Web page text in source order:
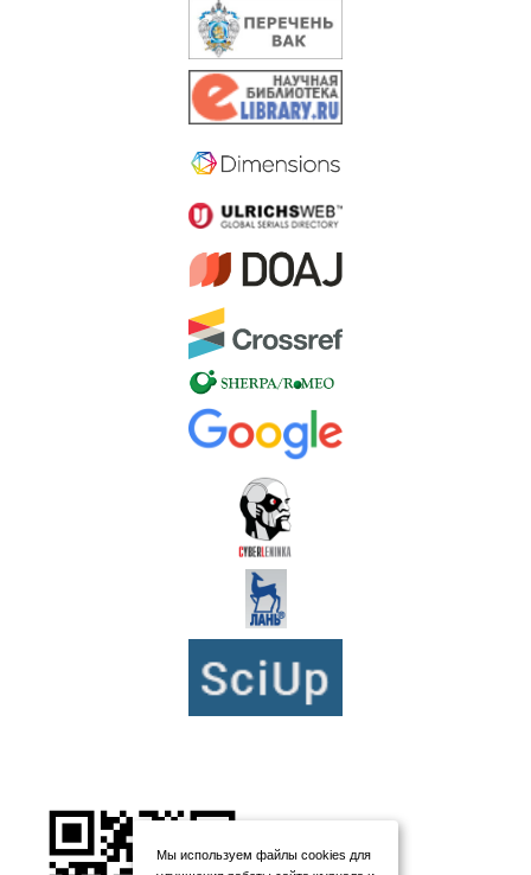
Мы используем файлы cookies для